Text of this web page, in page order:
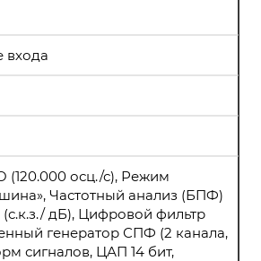
входа
(120.000 осц./с), Режим
Частотный анализ (БПФ)
(с.к.з./ дБ), Цифровой фильтр
генератор СПФ (2 канала,
сигналов, ЦАП 14 бит,